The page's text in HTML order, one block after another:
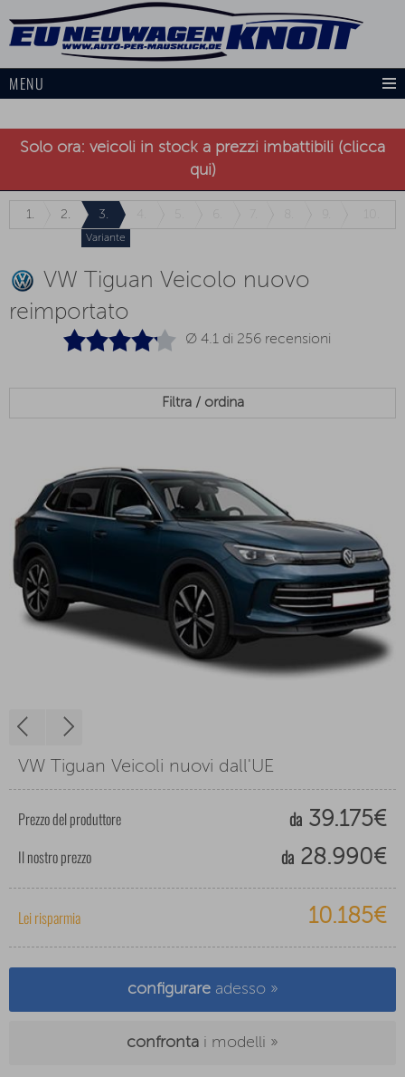
MENU
Solo ora: veicoli in stock a prezzi imbattibili (clicca
qui)
1. 2. 3.
Variante
VW Tiguan Veicolo nuovo
reimportato
Ø 4.1 di 256 recensioni
Filtra / ordina
VW Tiguan Veicoli nuovi dall'UE
Prezzo del produttore da 39.175€
Il nostro prezzo da 28.990€
Lei risparmia 10.185€
configurareadesso »
confronta i modelli »